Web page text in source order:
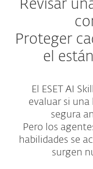
Revisar
Proteger
el
El ESET AI
evaluar si una
segura
Pero los
habilidades se
surgen